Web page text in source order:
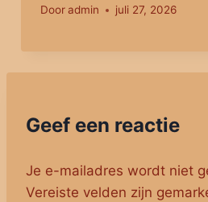
Door admin juli 27, 2026
Geef een reactie
Je e-mailadres wordt niet
Vereiste velden zijn